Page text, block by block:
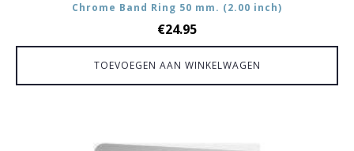
Chrome Band Ring 50 mm. (2.00 inch)
€24.95
TOEVOEGEN AAN WINKELWAGEN